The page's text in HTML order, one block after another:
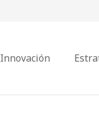
Innovación